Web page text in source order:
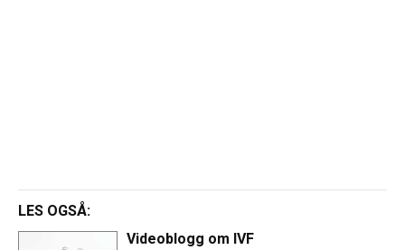
LES OGSÅ:
Videoblogg om IVF